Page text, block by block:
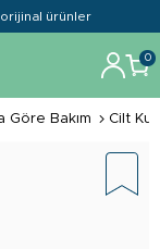
ürünler
0
Göre Bakım Cilt